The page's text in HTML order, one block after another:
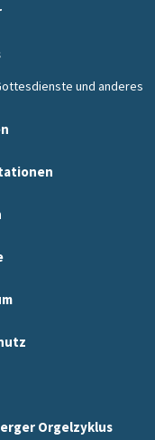
und anderes
Orgelzyklus